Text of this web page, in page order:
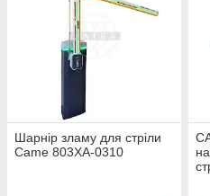
Шарнір зламу для стріли
Came 803XA-0310